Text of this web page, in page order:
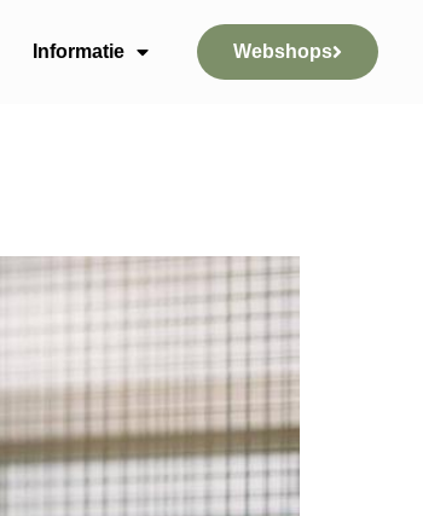
Informatie Webshops